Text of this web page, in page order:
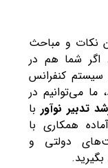
نکات و مباحث
اگر شما هم در
کنفرانس
می‌توانیم در
تدبیر نوآوربا
همکاری با
دولتی و
بگیرید.